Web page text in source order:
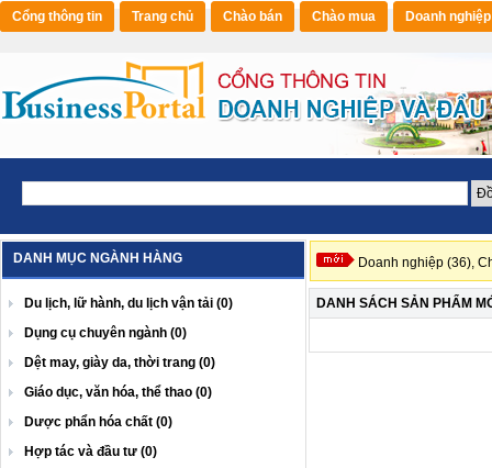
Cổng thông tin Trang chủ Chào bán Chào mua Doanh nghiệp
DANH MỤC NGÀNH HÀNG
Du lịch, lữ hành, du lịch vận tải (0)
Dụng cụ chuyên ngành (0)
Dệt may, giày da, thời trang (0)
Giáo dục, văn hóa, thể thao (0)
Dược phẩn hóa chất (0)
Hợp tác và đầu tư (0)
Doanh nghiệp (36),
DANH SÁCH SẢN PHẨM